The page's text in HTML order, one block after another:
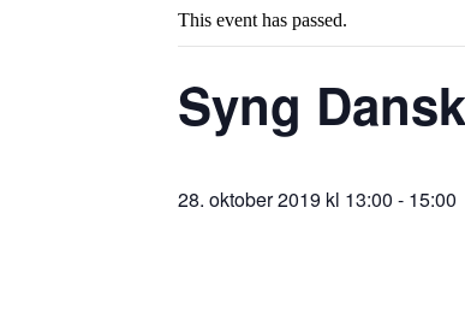
This event has passed.
Syng
28. oktober 2019 kl 13:00 - 15:00